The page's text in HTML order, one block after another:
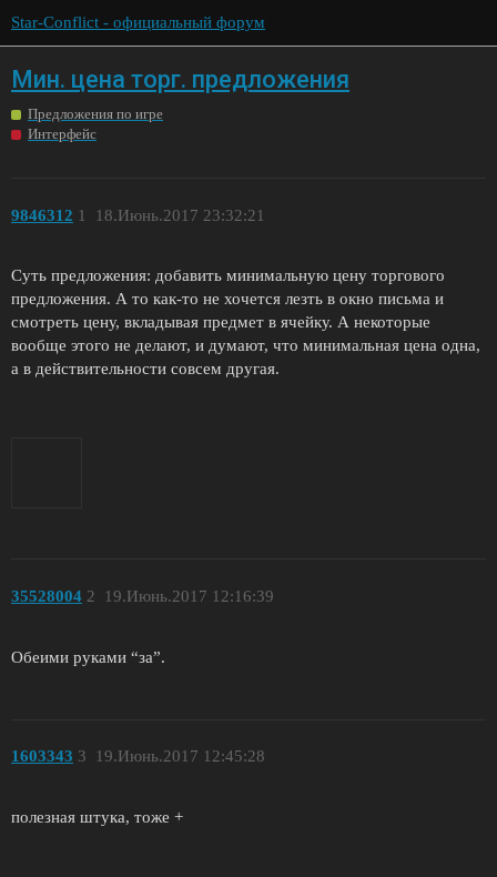
Star-Conflict - официальный форум
Мин. цена торг. предложения
Предложения по игре
Интерфейс
9846312 18.Июнь.2017 23:32:21
1
Суть предложения: добавить минимальную цену торгового
предложения. А то как-то не хочется лезть в окно письма и
смотреть цену, вкладывая предмет в ячейку. А некоторые
вообще этого не делают, и думают, что минимальная цена одна,
а в действительности совсем другая.
35528004 19.Июнь.2017 12:16:39
2
Обеими руками “за”.
1603343 19.Июнь.2017 12:45:28
3
полезная штука, тоже +